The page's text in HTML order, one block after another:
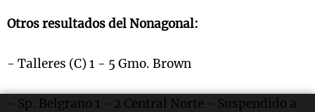
Otros resultados del Nonagonal:
- Talleres (C) 1 - 5 Gmo. Brown
- Sp. Belgrano 1 - 2 Central Norte - Suspendido a